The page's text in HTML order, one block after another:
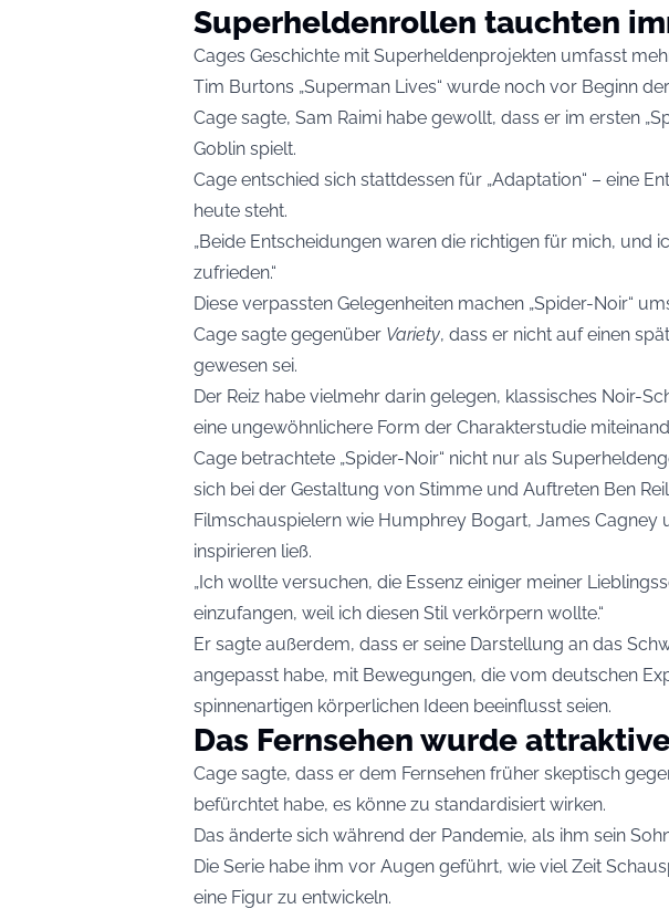
Superheldenrollen tauchten
Cages Geschichte mit Superheldenprojekten umfasst
Tim Burtons „Superman Lives“ wurde noch vor Beginn
Cage sagte, Sam Raimi habe gewollt, dass er im ersten
Goblin spielt.
Cage entschied sich stattdessen für „Adaptation“ – eine
heute steht.
„Beide Entscheidungen waren die richtigen für mich, und
zufrieden.“
Diese verpassten Gelegenheiten machen „Spider-Noir“
Cage sagte gegenüber Variety, dass er nicht auf einen
gewesen sei.
Der Reiz habe vielmehr darin gelegen, klassisches Noir-
eine ungewöhnlichere Form der Charakterstudie
Cage betrachtete „Spider-Noir“ nicht nur als
sich bei der Gestaltung von Stimme und Auftreten Ben
Filmschauspielern wie Humphrey Bogart, James Cagney
inspirieren ließ.
„Ich wollte versuchen, die Essenz einiger meiner
einzufangen, weil ich diesen Stil verkörpern wollte.“
Er sagte außerdem, dass er seine Darstellung an das
angepasst habe, mit Bewegungen, die vom deutschen
spinnenartigen körperlichen Ideen beeinflusst seien.
Das Fernsehen wurde
Cage sagte, dass er dem Fernsehen früher skeptisch
befürchtet habe, es könne zu standardisiert wirken.
Das änderte sich während der Pandemie, als ihm sein
Die Serie habe ihm vor Augen geführt, wie viel Zeit
eine Figur zu entwickeln.